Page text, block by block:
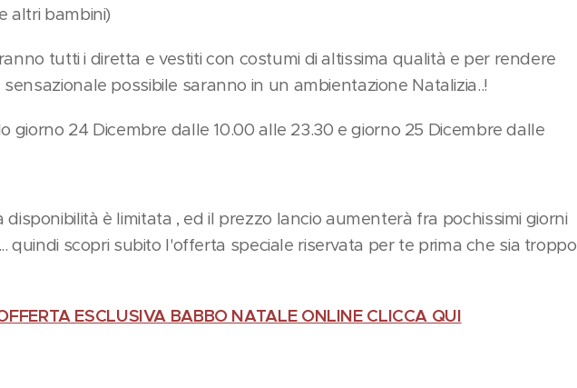
altri bambini)
tutti i diretta e vestiti con costumi di altissima qualità e per rendere
possibile saranno in un ambientazione Natalizia..!
giorno 24 Dicembre dalle 10.00 alle 23.30 e giorno 25 Dicembre dalle
disponibilità è limitata , ed il prezzo lancio aumenterà fra pochissimi giorni
quindi scopri subito l'offerta speciale riservata per te prima che sia troppo
ESCLUSIVA BABBO NATALE ONLINE CLICCA QUI